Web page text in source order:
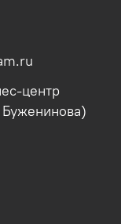
центр